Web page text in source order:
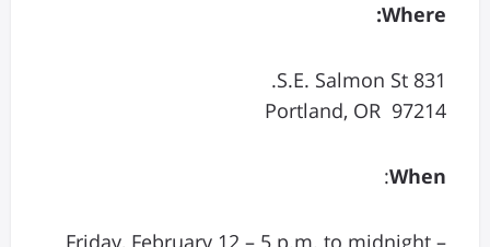
Where:
831 S.E. Salmon St.
Portland, OR 97214
When
: